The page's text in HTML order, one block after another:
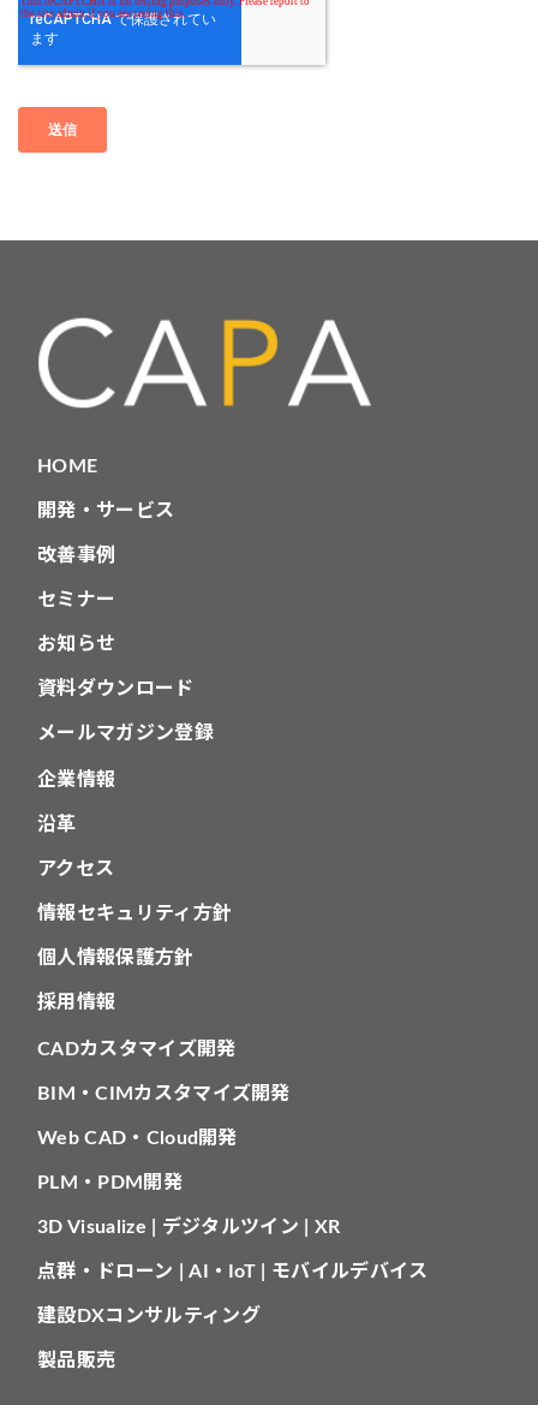
HOME
開発・サービス
改善事例
セミナー
お知らせ
資料ダウンロード
メールマガジン登録
企業情報
沿革
アクセス
情報セキュリティ方針
個人情報保護方針
採用情報
CADカスタマイズ開発
BIM・CIMカスタマイズ開発
Web CAD・Cloud開発
PLM・PDM開発
3D Visualize | デジタルツイン | XR
点群・ドローン | AI・IoT | モバイルデバイス
建設DXコンサルティング
製品販売